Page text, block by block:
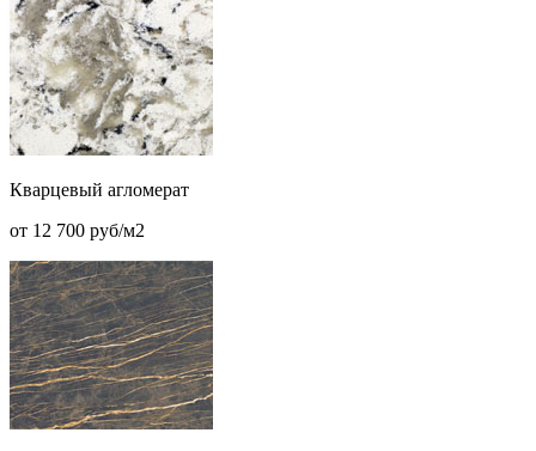
Кварцевый агломерат
от 12 700 руб/м2